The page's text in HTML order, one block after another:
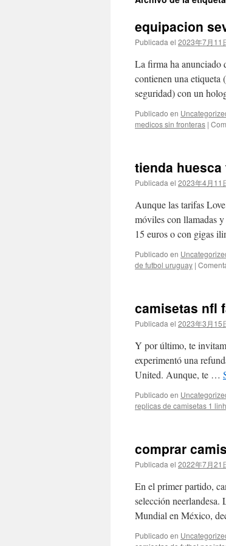
contenido
equipacion
Publicada el 2023年7月11
La firma ha anunciado
contienen una etiqueta
seguridad) con un
Publicado en
medicos sin fronteras |
tienda
Publicada el 2023年4月11
Aunque las tarifas
móviles con llamadas
15 euros o con gigas
Publicado en
de futbol uruguay |
camisetas nfl
Publicada el 2023年3月15
Y por último, te
experimentó una
United. Aunque, te …
Publicado en
replicas de camisetas 1
comprar
Publicada el 2022年7月21
En el primer partido,
selección
Mundial en México,
Publicado en